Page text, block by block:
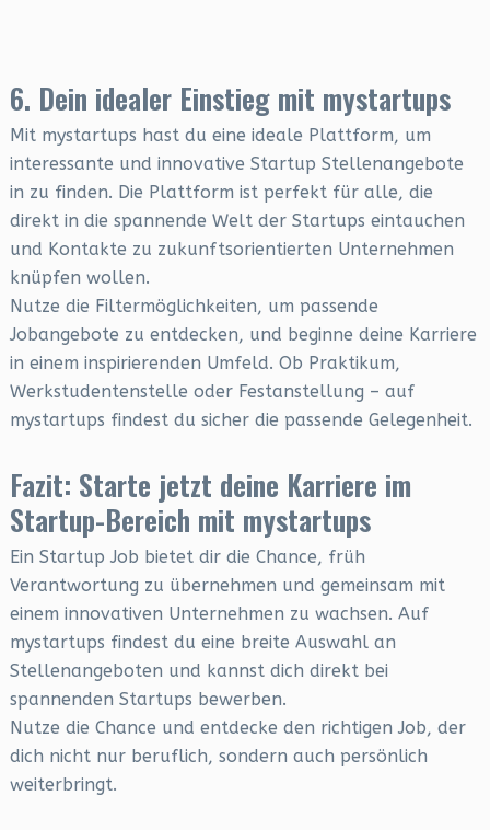
6. Dein idealer Einstieg mit mystartups
Mit mystartups hast du eine ideale Plattform, um
interessante und innovative Startup Stellenangebote
in zu finden. Die Plattform ist perfekt für alle, die
direkt in die spannende Welt der Startups eintauchen
und Kontakte zu zukunftsorientierten Unternehmen
knüpfen wollen.
Nutze die Filtermöglichkeiten, um passende
Jobangebote zu entdecken, und beginne deine Karriere
in einem inspirierenden Umfeld. Ob Praktikum,
Werkstudentenstelle oder Festanstellung – auf
mystartups findest du sicher die passende Gelegenheit.
Fazit: Starte jetzt deine Karriere im
Startup-Bereich mit mystartups
Ein Startup Job bietet dir die Chance, früh
Verantwortung zu übernehmen und gemeinsam mit
einem innovativen Unternehmen zu wachsen. Auf
mystartups findest du eine breite Auswahl an
Stellenangeboten und kannst dich direkt bei
spannenden Startups bewerben.
Nutze die Chance und entdecke den richtigen Job, der
dich nicht nur beruflich, sondern auch persönlich
weiterbringt.